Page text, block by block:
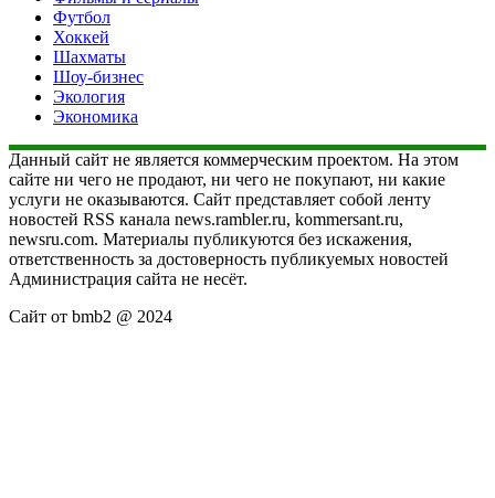
Футбол
Хоккей
Шахматы
Шоу-бизнес
Экология
Экономика
Данный сайт не является коммерческим проектом. На этом
сайте ни чего не продают, ни чего не покупают, ни какие
услуги не оказываются. Сайт представляет собой ленту
новостей RSS канала news.rambler.ru, kommersant.ru,
newsru.com. Материалы публикуются без искажения,
ответственность за достоверность публикуемых новостей
Администрация сайта не несёт.
Сайт от bmb2 @ 2024